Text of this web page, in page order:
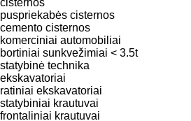
puspriekabės cisternos
cemento cisternos
komerciniai automobiliai
bortiniai sunkvežimiai < 3.5t
statybinė technika
ekskavatoriai
ratiniai ekskavatoriai
statybiniai krautuvai
frontaliniai krautuvai